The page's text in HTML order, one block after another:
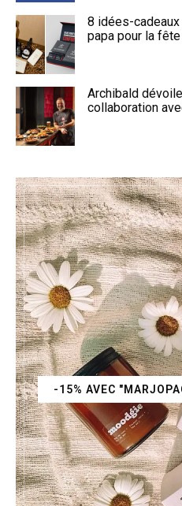
8 idées-
papa pour la
Archibald
collaboration
-15% AVEC